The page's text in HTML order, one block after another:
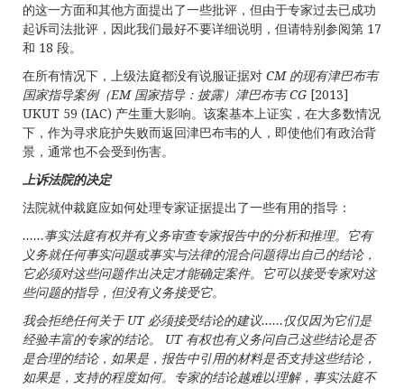
的这一方面和其他方面提出了一些批评，但由于专家过去已成功
起诉司法批评，因此我们最好不要详细说明，但请特别参阅第 17
和 18 段。
在所有情况下，上级法庭都没有说服证据对 CM 的现有津巴布韦
国家指导案例（EM 国家指导：披露）津巴布韦CG [2013]
UKUT 59 (IAC) 产生重大影响。该案基本上证实，在大多数情况
下，作为寻求庇护失败而返回津巴布韦的人，即使他们有政治背
景，通常也不会受到伤害。
上诉法院的决定
法院就仲裁庭应如何处理专家证据提出了一些有用的指导：
……事实法庭有权并有义务审查专家报告中的分析和推理。它有
义务就任何事实问题或事实与法律的混合问题得出自己的结论，
它必须对这些问题作出决定才能确定案件。它可以接受专家对这
些问题的指导，但没有义务接受它。
我会拒绝任何关于UT 必须接受结论的建议……仅仅因为它们是
经验丰富的专家的结论。
UT 有权也有义务问自己这些结论是否
是合理的结论，如果是，报告中引用的材料是否支持这些结论，
如果是，支持的程度如何。专家的结论越难以理解，事实法庭不